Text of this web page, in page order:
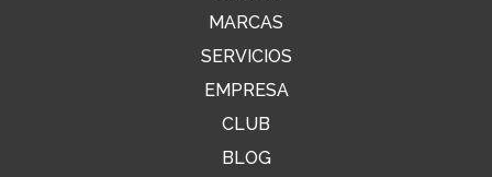
MARCAS
SERVICIOS
EMPRESA
CLUB
BLOG